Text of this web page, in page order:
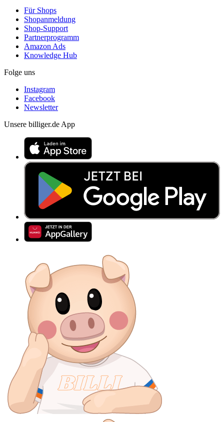
Für Shops
Shopanmeldung
Shop-Support
Partnerprogramm
Amazon Ads
Knowledge Hub
Folge uns
Instagram
Facebook
Newsletter
Unsere billiger.de App